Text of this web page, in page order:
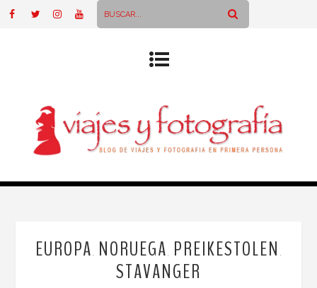
EUROPA NORUEGA PREIKESTOLEN
STAVANGER